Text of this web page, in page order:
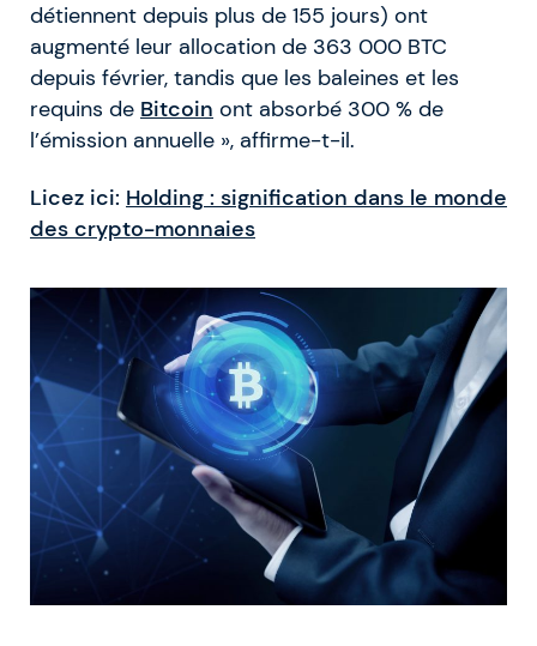
détiennent depuis plus de 155 jours) ont
augmenté leur allocation de 363 000 BTC
depuis février, tandis que les baleines et les
requins de Bitcoin ont absorbé 300 % de
l’émission annuelle », affirme-t-il.
Licez ici: Holding : signification dans le monde
des crypto-monnaies